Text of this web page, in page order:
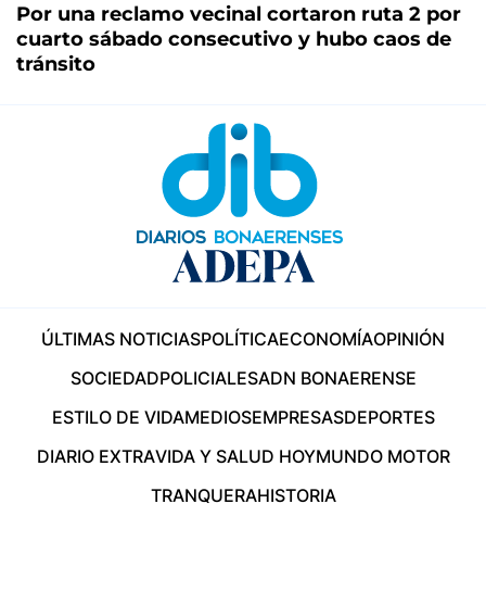
Por una reclamo vecinal cortaron ruta 2 por
cuarto sábado consecutivo y hubo caos de
tránsito
ÚLTIMAS NOTICIASPOLÍTICAECONOMÍAOPINIÓN
SOCIEDADPOLICIALESADN BONAERENSE
ESTILO DE VIDAMEDIOSEMPRESASDEPORTES
DIARIO EXTRAVIDA Y SALUD HOYMUNDO MOTOR
TRANQUERAHISTORIA